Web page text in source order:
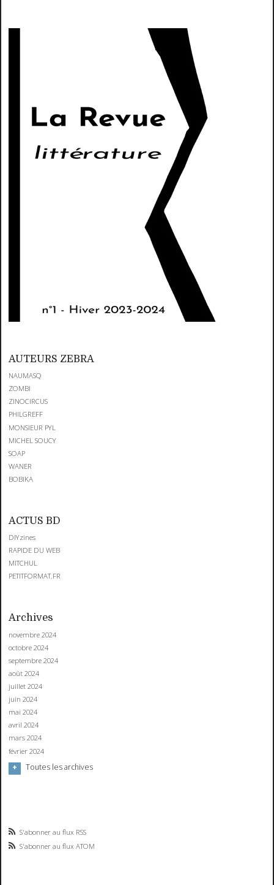
AUTEURS ZEBRA
NAUMASQ
ZOMBI
ZINOCIRCUS
PHILGREFF
MONSIEUR PYL
MICHEL SOUCY
SOAP
WANER
BOBIKA
ACTUS BD
DIYzines
RAPIDE DU WEB
MITCHUL
PETITFORMAT.FR
Archives
novembre 2024
octobre 2024
septembre 2024
août 2024
juillet 2024
juin 2024
mai 2024
avril 2024
mars 2024
février 2024
Toutes les archives
S'abonner au flux RSS
S'abonner au flux ATOM